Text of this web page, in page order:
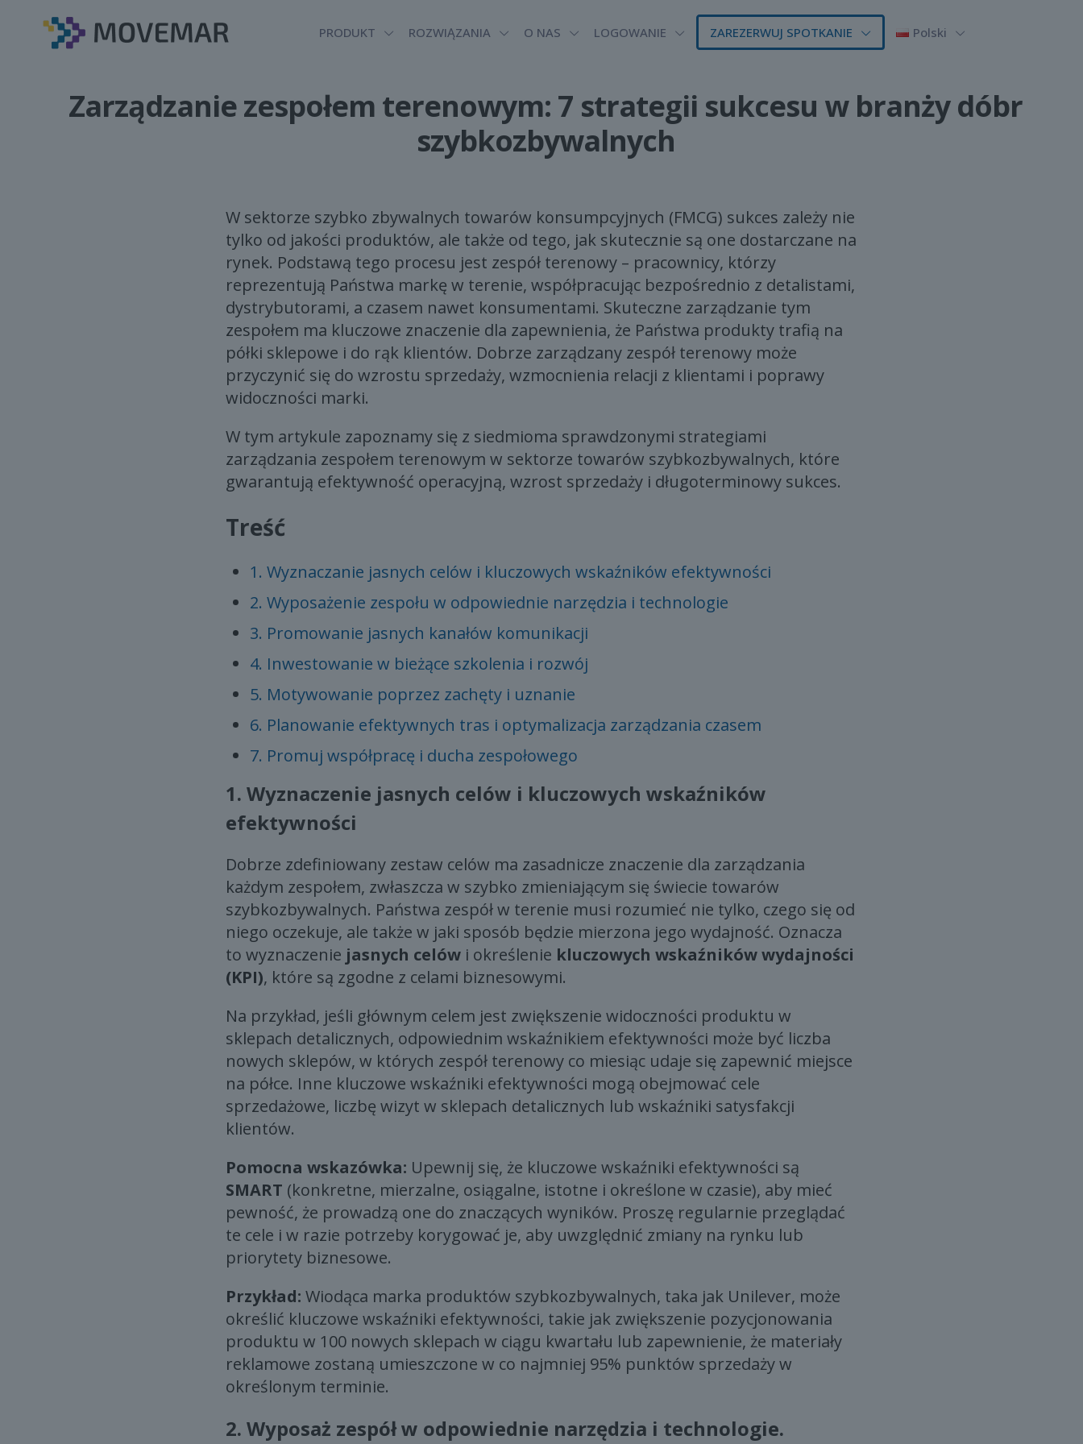
PRODUKT ROZWIĄZANIA O NAS LOGOWANIE ZAREZERWUJ SPOTKANIE Polski
Zarządzanie zespołem terenowym: 7 strategii sukcesu w branży dóbr
szybkozbywalnych
W sektorze szybko zbywalnych towarów konsumpcyjnych (FMCG) sukces zależy nie
tylko od jakości produktów, ale także od tego, jak skutecznie są one dostarczane na
rynek. Podstawą tego procesu jest zespół terenowy – pracownicy, którzy
reprezentują Państwa markę w terenie, współpracując bezpośrednio z detalistami,
dystrybutorami, a czasem nawet konsumentami. Skuteczne zarządzanie tym
zespołem ma kluczowe znaczenie dla zapewnienia, że Państwa produkty trafią na
półki sklepowe i do rąk klientów. Dobrze zarządzany zespół terenowy może
przyczynić się do wzrostu sprzedaży, wzmocnienia relacji z klientami i poprawy
widoczności marki.
W tym artykule zapoznamy się z siedmioma sprawdzonymi strategiami
zarządzania zespołem terenowym w sektorze towarów szybkozbywalnych, które
gwarantują efektywność operacyjną, wzrost sprzedaży i długoterminowy sukces.
Treść
1. Wyznaczanie jasnych celów i kluczowych wskaźników efektywności
2. Wyposażenie zespołu w odpowiednie narzędzia i technologie
3. Promowanie jasnych kanałów komunikacji
4. Inwestowanie w bieżące szkolenia i rozwój
5. Motywowanie poprzez zachęty i uznanie
6. Planowanie efektywnych tras i optymalizacja zarządzania czasem
7. Promuj współpracę i ducha zespołowego
1. Wyznaczenie jasnych celów i kluczowych wskaźników
efektywności
Dobrze zdefiniowany zestaw celów ma zasadnicze znaczenie dla zarządzania
każdym zespołem, zwłaszcza w szybko zmieniającym się świecie towarów
szybkozbywalnych. Państwa zespół w terenie musi rozumieć nie tylko, czego się od
niego oczekuje, ale także w jaki sposób będzie mierzona jego wydajność. Oznacza
to wyznaczenie jasnych celów i określenie kluczowych wskaźników wydajności
(KPI), które są zgodne z celami biznesowymi.
Na przykład, jeśli głównym celem jest zwiększenie widoczności produktu w
sklepach detalicznych, odpowiednim wskaźnikiem efektywności może być liczba
nowych sklepów, w których zespół terenowy co miesiąc udaje się zapewnić miejsce
na półce. Inne kluczowe wskaźniki efektywności mogą obejmować cele
sprzedażowe, liczbę wizyt w sklepach detalicznych lub wskaźniki satysfakcji
klientów.
Pomocna wskazówka: Upewnij się, że kluczowe wskaźniki efektywności są
SMART (konkretne, mierzalne, osiągalne, istotne i określone w czasie), aby mieć
pewność, że prowadzą one do znaczących wyników. Proszę regularnie przeglądać
te cele i w razie potrzeby korygować je, aby uwzględnić zmiany na rynku lub
priorytety biznesowe.
Przykład: Wiodąca marka produktów szybkozbywalnych, taka jak Unilever, może
określić kluczowe wskaźniki efektywności, takie jak zwiększenie pozycjonowania
produktu w 100 nowych sklepach w ciągu kwartału lub zapewnienie, że materiały
reklamowe zostaną umieszczone w co najmniej 95% punktów sprzedaży w
określonym terminie.
2. Wyposaż zespół w odpowiednie narzędzia i technologie.